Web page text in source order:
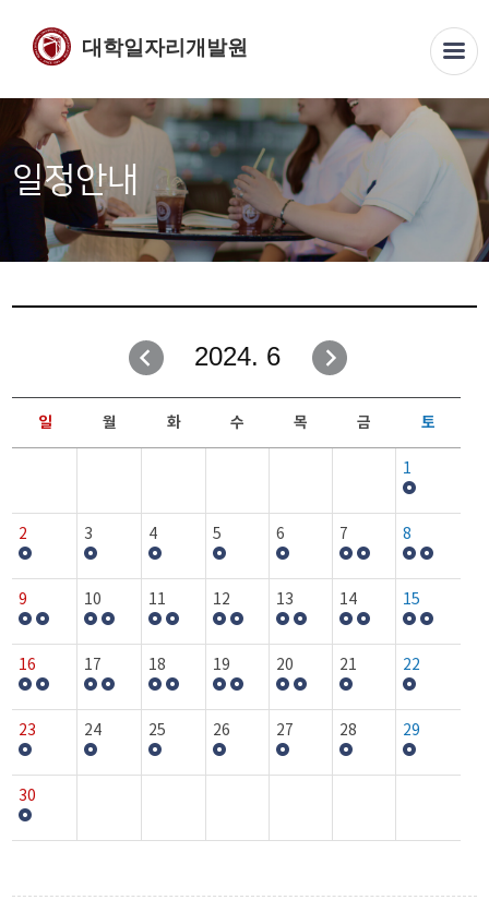
대학일자리개발원
일정안내
2024. 6
일 월 화 수 목 금 토
1
2 3 4 5 6 7 8
9 10 11 12 13 14 15
16 17 18 19 20 21 22
23 24 25 26 27 28 29
30